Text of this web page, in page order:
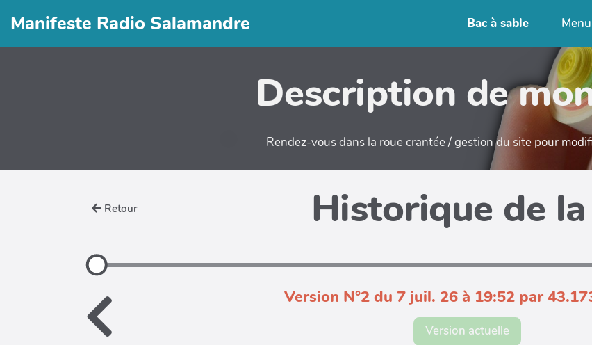
Manifeste Radio Salamandre Bac à sable
Description de
Rendez-vous dans la roue crantée / gestion du site pour
Retour Historique de
Version N°2 du 7 juil. 26 à 19:52 par
Version actuelle